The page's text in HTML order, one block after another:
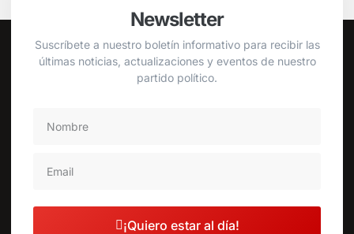
Newsletter
Suscríbete a nuestro boletín informativo para recibir las
últimas noticias, actualizaciones y eventos de nuestro
partido político.
¡Quiero estar al día!